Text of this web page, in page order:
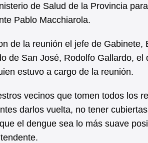
de Salud de la Provincia
Pablo Macchiarola.
de la reunión el jefe de
de San José, Rodolfo Gallardo,
estuvo a cargo de la reunión.
vecinos que tomen todos los
darlos vuelta, no tener
el dengue sea lo más suave